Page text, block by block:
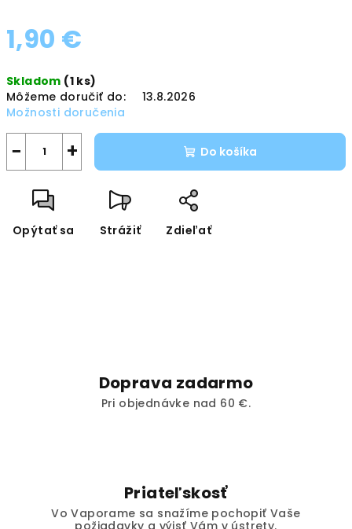
1,90 €
cena:
Skladom (1 ks)
Môžeme doručiť do:
13.8.2026
Možnosti doručenia
+
− Do košíka
Opýtať sa Strážiť Zdieľať
Doprava zadarmo
Pri objednávke nad 60 €.
Priateľskosť
Vo Vaporame sa snažíme pochopiť Vaše
požiadavky a výjsť Vám v ústrety.